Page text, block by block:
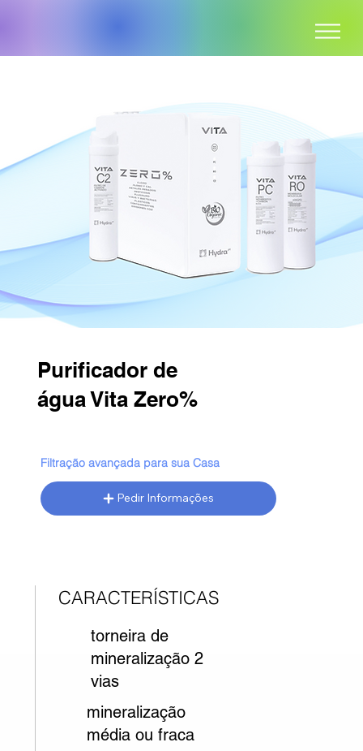
CARACTERÍSTICAS
torneira de
mineralização 2
vias
mineralização
média ou fraca
Pedir Informações
Filtração avançada para sua Casa
Purificador de
​água Vita Zero%